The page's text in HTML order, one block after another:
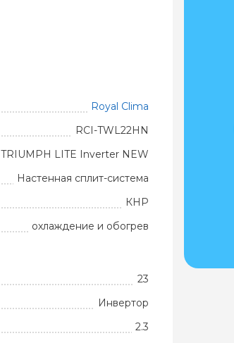
Royal Clima
RCI-TWL22HN
TRIUMPH LITE Inverter NEW
Настенная сплит-система
КНР
охлаждение и обогрев
23
Инвертор
2.3